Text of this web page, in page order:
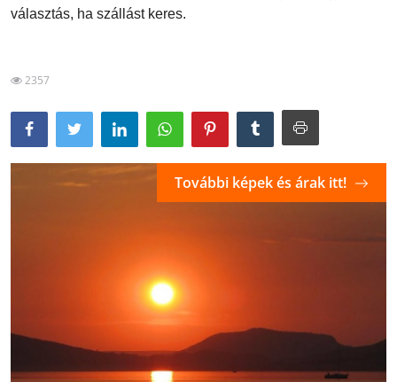
Blog
választás, ha szállást keres.
2357
További képek és árak itt!